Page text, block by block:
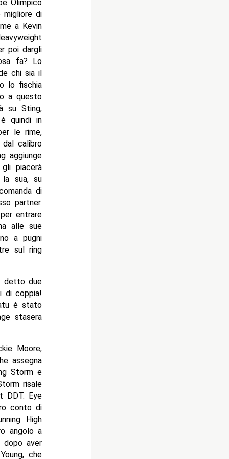
Olimpico
migliore di
a Kevin
poi dargli
fa? Lo
chi sia il
lo fischia
a questo
su Sting,
quindi in
le rime,
calibro
aggiunge
piacerà
sua, su
di
partner.
entrare
alle sue
a pugni
sul ring
detto due
di coppia!
è stato
stasera
Moore,
assegna
Storm e
risale
DDT. Eye
conto di
High
angolo a
dopo aver
che